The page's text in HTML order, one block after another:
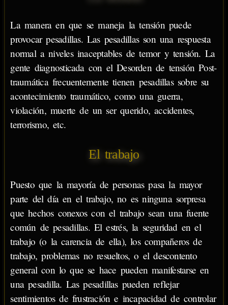
La manera en que se maneja la tensión puede
provocar pesadillas. Las pesadillas son una respuesta
normal a niveles inaceptables de temor y tensión. La
gente diagnosticada con el Desorden de tensión Post-
traumática frecuentemente tienen pesadillas sobre su
acontecimiento traumático, como una guerra,
violación, muerte de un ser querido, accidentes,
terrorismo, etc.
El trabajo
Puesto que la mayoría de personas pasa la mayor
parte del día en el trabajo, no es ninguna sorpresa
que hechos conexos con el trabajo sean una fuente
común de pesadillas. El estrés, la seguridad en el
trabajo (o la carencia de ella), los compañeros de
trabajo, problemas no resueltos, o el descontento
general con lo que se hace pueden manifestarse en
una pesadilla. Las pesadillas pueden reflejar
sentimientos de frustración e incapacidad de controlar